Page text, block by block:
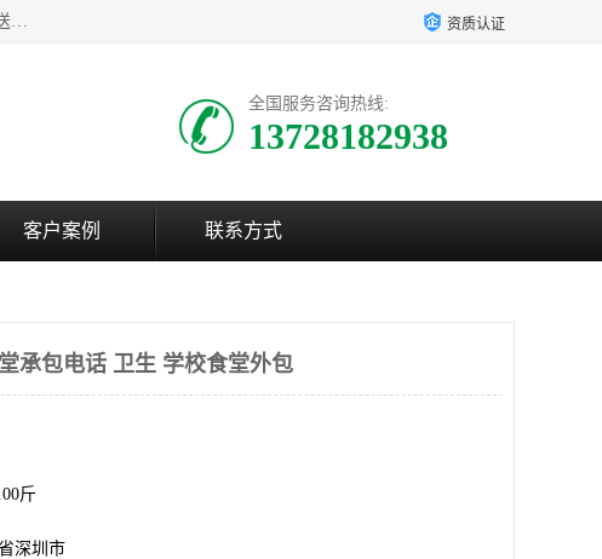
东莞市康隆膳食管理有限公司主要从事：蔬菜配送、食堂承包、企业工厂食堂承包、机关单位食堂承包、调味品配送、粮油配送、干货配送、副食配送、水果配送、海鲜配送等业务，东莞蔬菜配送电话，咨询在线客服。 资质认证
全国服务咨询热线:
13728182938
客户案例 联系方式
承包电话 卫生 学校食堂外包
斤
深圳市